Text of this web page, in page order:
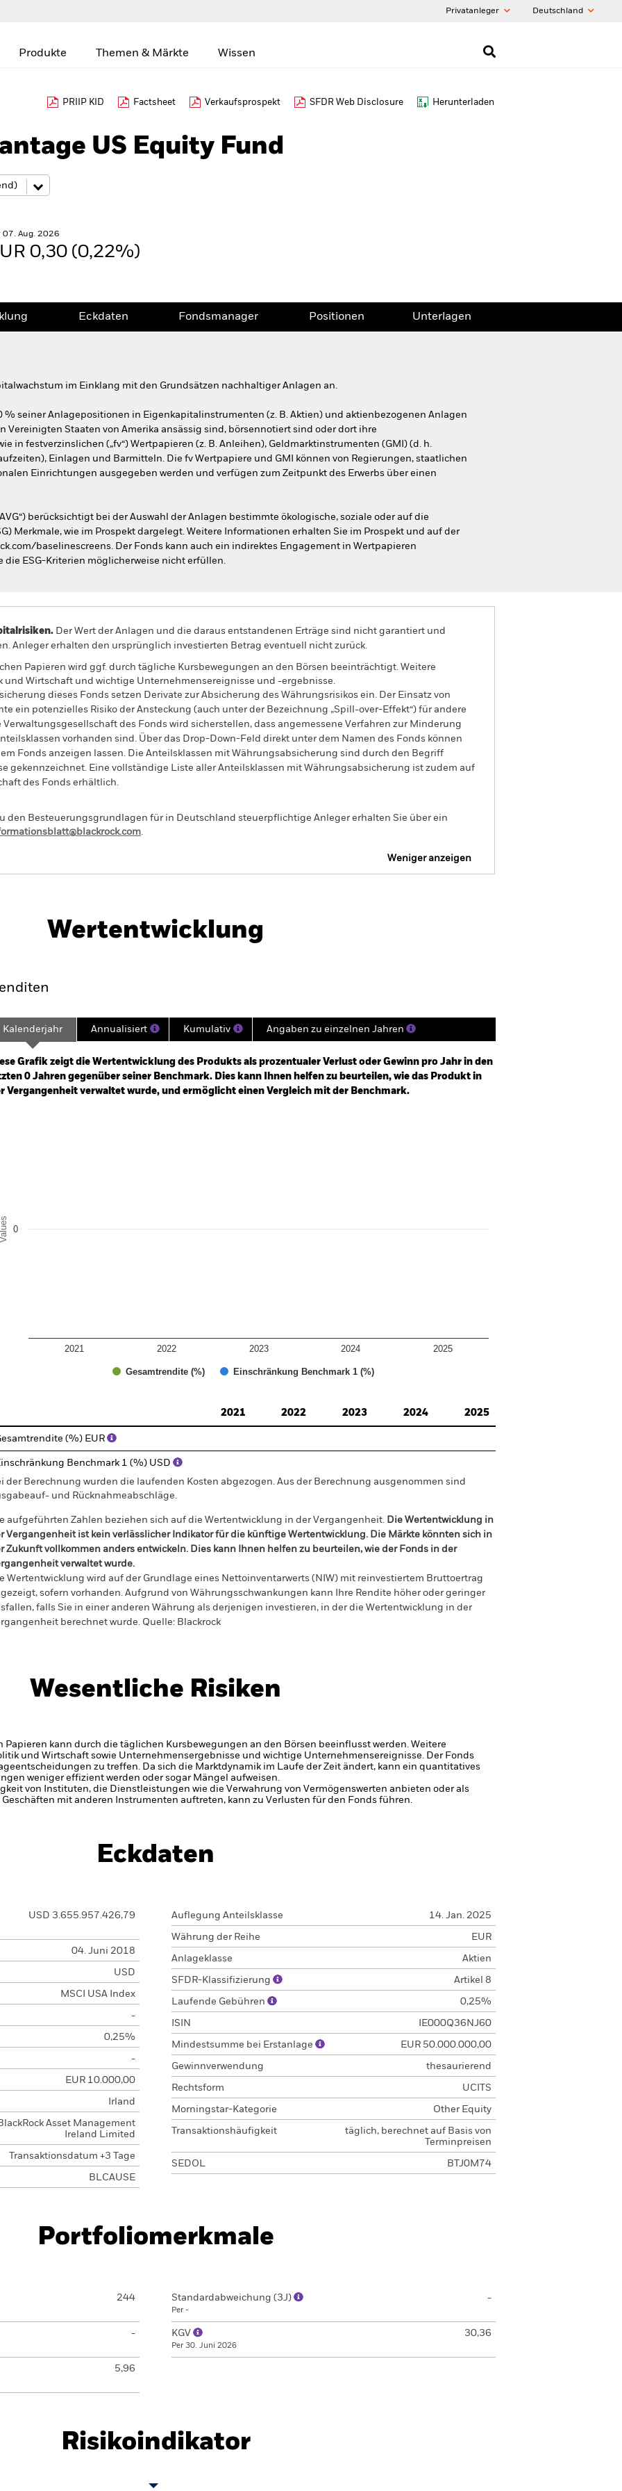
Privatanleger Deutschland
Produkte Themen & Märkte Wissen
PRIIP KID Factsheet Verkaufsprospekt SFDR Web Disclosure Herunterladen
US Equity Fund
07. Aug. 2026
0,30 (0,22%)
Eckdaten Fondsmanager Positionen Unterlagen
im Einklang mit den Grundsätzen nachhaltiger Anlagen an.
% seiner Anlagepositionen in Eigenkapitalinstrumenten (z. B. Aktien) und aktienbezogenen Anlagen
Vereinigten Staaten von Amerika ansässig sind, börsennotiert sind oder dort ihre
in festverzinslichen („fv“) Wertpapieren (z. B. Anleihen), Geldmarktinstrumenten (GMI) (d. h.
Einlagen und Barmitteln. Die fv Wertpapiere und GMI können von Regierungen, staatlichen
Einrichtungen ausgegeben werden und verfügen zum Zeitpunkt des Erwerbs über einen
berücksichtigt bei der Auswahl der Anlagen bestimmte ökologische, soziale oder auf die
Merkmale, wie im Prospekt dargelegt. Weitere Informationen erhalten Sie im Prospekt und auf der
baselinescreens. Der Fonds kann auch ein indirektes Engagement in Wertpapieren
ESG-Kriterien möglicherweise nicht erfüllen.
Der Wert der Anlagen und die daraus entstandenen Erträge sind nicht garantiert und
Anleger erhalten den ursprünglich investierten Betrag eventuell nicht zurück.
Papieren wird ggf. durch tägliche Kursbewegungen an den Börsen beeinträchtigt. Weitere
und Wirtschaft und wichtige Unternehmensereignisse und -ergebnisse.
dieses Fonds setzen Derivate zur Absicherung des Währungsrisikos ein. Der Einsatz von
ein potenzielles Risiko der Ansteckung (auch unter der Bezeichnung „Spill-over-Effekt“) für andere
des Fonds wird sicherstellen, dass angemessene Verfahren zur Minderung
vorhanden sind. Über das Drop-Down-Feld direkt unter dem Namen des Fonds können
Fonds anzeigen lassen. Die Anteilsklassen mit Währungsabsicherung sind durch den Begriff
gekennzeichnet. Eine vollständige Liste aller Anteilsklassen mit Währungsabsicherung ist zudem auf
des Fonds erhältlich.
den Besteuerungsgrundlagen für in Deutschland steuerpflichtige Anleger erhalten Sie über ein
.
Weniger anzeigen
Wertentwicklung
2024-12-31 00:00:00 to 2026-07-31 00:00:00.
-15 to 30.
Kalenderjahr Annualisiert Kumulativ Angaben zu einzelnen Jahren
Grafik zeigt die Wertentwicklung des Produkts als prozentualer Verlust oder Gewinn pro Jahr in den
0 Jahren gegenüber seiner Benchmark. Dies kann Ihnen helfen zu beurteilen, wie das Produkt in
Vergangenheit verwaltet wurde, und ermöglicht einen Vergleich mit der Benchmark.
Values
Gesamtrendite (%) Einschränkung Benchmark 1 (%)
2021 2022 2023 2024 2025
0
2021
2022 2023 2024 2025
(%) EUR
Benchmark 1 (%) USD
der Berechnung wurden die laufenden Kosten abgezogen. Aus der Berechnung ausgenommen sind
und Rücknahmeabschläge.
aufgeführten Zahlen beziehen sich auf die Wertentwicklung in der Vergangenheit. Die Wertentwicklung in
Vergangenheit ist kein verlässlicher Indikator für die künftige Wertentwicklung. Die Märkte könnten sich in
Zukunft vollkommen anders entwickeln. Dies kann Ihnen helfen zu beurteilen, wie der Fonds in der
verwaltet wurde.
Wertentwicklung wird auf der Grundlage eines Nettoinventarwerts (NIW) mit reinvestiertem Bruttoertrag
sofern vorhanden. Aufgrund von Währungsschwankungen kann Ihre Rendite höher oder geringer
falls Sie in einer anderen Währung als derjenigen investieren, in der die Wertentwicklung in der
berechnet wurde. Quelle: Blackrock
Wesentliche Risiken
Papieren kann durch die täglichen Kursbewegungen an den Börsen beeinflusst werden. Weitere
und Wirtschaft sowie Unternehmensergebnisse und wichtige Unternehmensereignisse. Der Fonds
zu treffen. Da sich die Marktdynamik im Laufe der Zeit ändert, kann ein quantitatives
weniger effizient werden oder sogar Mängel aufweisen.
von Instituten, die Dienstleistungen wie die Verwahrung von Vermögenswerten anbieten oder als
mit anderen Instrumenten auftreten, kann zu Verlusten für den Fonds führen.
Eckdaten
USD 3.655.957.426,79
04. Juni 2018
USD
MSCI USA Index
-
0,25%
-
EUR 10.000,00
Irland
Asset Management
Ireland Limited
Transaktionsdatum +3 Tage
BLCAUSE
Auflegung Anteilsklasse 14. Jan. 2025
Währung der Reihe EUR
Anlageklasse Aktien
SFDR-Klassifizierung Artikel 8
Laufende Gebühren 0,25%
ISIN IE000Q36NJ60
Mindestsumme bei Erstanlage EUR 50.000.000,00
Gewinnverwendung thesaurierend
Rechtsform UCITS
Morningstar-Kategorie Other Equity
Transaktionshäufigkeit
täglich, berechnet auf Basis von
Terminpreisen
SEDOL BTJ0M74
Portfoliomerkmale
244
-
5,96
Standardabweichung (3J)
Per -
-
KGV
Per 30. Juni 2026
30,36
Risikoindikator